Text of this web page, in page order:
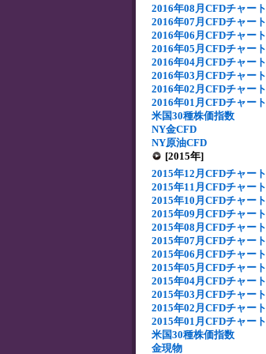
2016年08月CFDチャート
2016年07月CFDチャート
2016年06月CFDチャート
2016年05月CFDチャート
2016年04月CFDチャート
2016年03月CFDチャート
2016年02月CFDチャート
2016年01月CFDチャート
米国30種株価指数
NY金CFD
NY原油CFD
[2015年]
2015年12月CFDチャート
2015年11月CFDチャート
2015年10月CFDチャート
2015年09月CFDチャート
2015年08月CFDチャート
2015年07月CFDチャート
2015年06月CFDチャート
2015年05月CFDチャート
2015年04月CFDチャート
2015年03月CFDチャート
2015年02月CFDチャート
2015年01月CFDチャート
米国30種株価指数
金現物